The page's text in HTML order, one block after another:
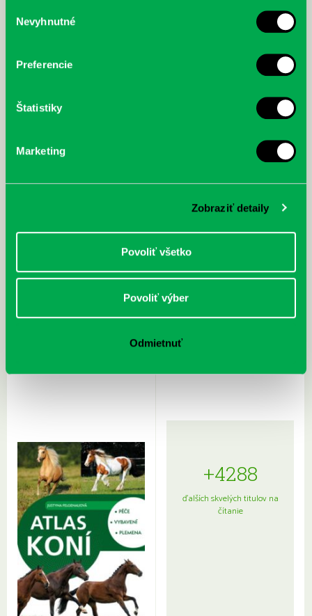
súhlasu
Nevyhnutné
Preferencie
Štatistiky
Marketing
Zobraziť detaily
Povoliť všetko
Povoliť výber
Odmietnuť
cyklistu modernej doby:
Rudź, Przemyslaw: Atlas hviezd:
Sprievodca po hviezdnej oblohe
Hardy, Paula: Japonsko na tanieri:
kompletný sprievodca
+4288
ďalších skvelých titulov na
čítanie